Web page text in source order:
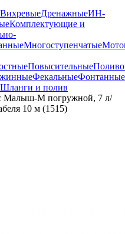
ВихревыеДренажныеИН-
Комплектующие и
Многоступенчатые
Повысительные
ФекальныеФонтанные
Шланги и полив
Малыш-М погружной, 7 л/
10 м (1515)